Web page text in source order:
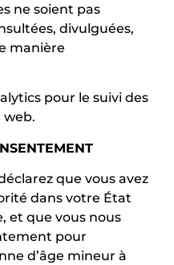
ne soient pas
divulguées,
manière
pour le suivi des
web.
que vous avez
dans votre État
et que vous nous
pour
d’âge mineur à